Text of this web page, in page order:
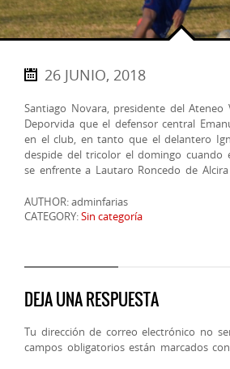
26 JUNIO, 2018
Santiago Novara, presidente del Ateneo
Deporvida que el defensor central
en el club, en tanto que el delantero
despide del tricolor el domingo cuando
se enfrente a Lautaro Roncedo de Alcira
AUTHOR: adminfarias
CATEGORY:Sin categoría
DEJA UNA RESPUESTA
Tu dirección de correo electrónico no
campos obligatorios están marcados con